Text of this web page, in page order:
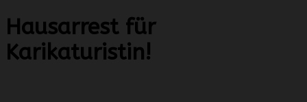
Hausarrest für
Karikaturistin!